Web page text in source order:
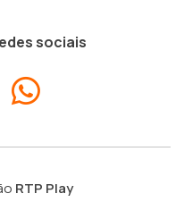
sociais
RTP Play